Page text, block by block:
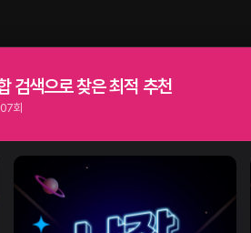
검색으로 찾은 최적 추천
회